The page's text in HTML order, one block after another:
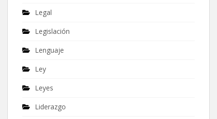
Legal
Legislación
Lenguaje
Ley
Leyes
Liderazgo